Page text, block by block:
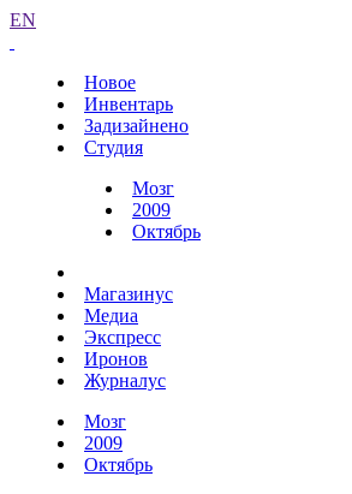
EN
Новое
Инвентарь
Задизайнено
Студия
Мозг
2009
Октябрь
Магазинус
Медиа
Экспресс
Иронов
Журналус
Мозг
2009
Октябрь